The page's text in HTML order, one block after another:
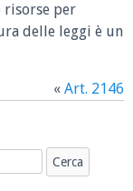
risorse per
delle leggi è un
« Art. 2146